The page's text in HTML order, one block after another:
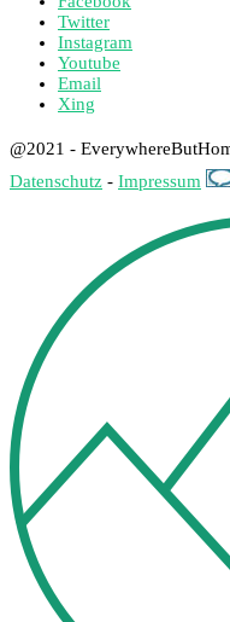
Twitter
Instagram
Youtube
Email
Xing
@2021 -
Datenschutz - Impressum